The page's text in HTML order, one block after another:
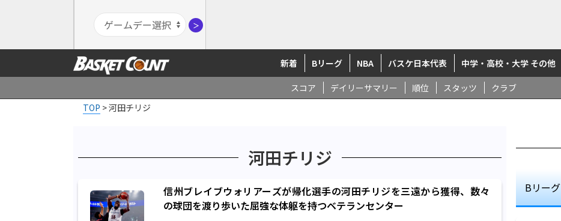
＞
新着 Bリーグ NBA バスケ日本代表 中学・高校・大学 その他
スコア デイリーサマリー 順位 スタッツ
クラブ
TOP >河田チリジ
河田チリジ
信州ブレイブウォリアーズが帰化選手の河田チリジを三遠から獲得、数々
の球団を渡り歩いた屈強な体躯を持つベテランセンター
Bリーグ